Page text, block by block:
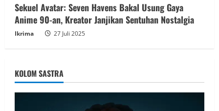
Sekuel Avatar: Seven Havens Bakal Usung Gaya
Anime 90-an, Kreator Janjikan Sentuhan Nostalgia
Ikrima 27 Juli 2025
KOLOM SASTRA